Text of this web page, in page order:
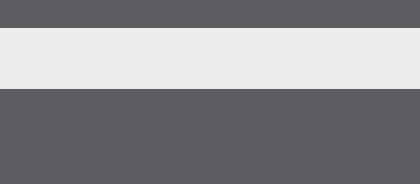
すかね。 下記はicon creatorのリンクで